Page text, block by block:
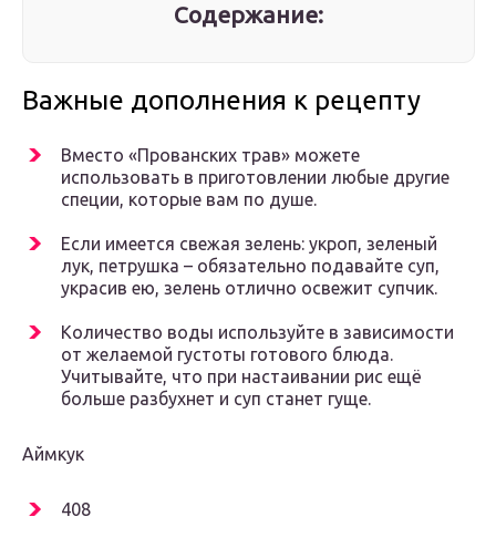
Содержание:
Важные дополнения к рецепту
Вместо «Прованских трав» можете
использовать в приготовлении любые другие
специи, которые вам по душе.
Если имеется свежая зелень: укроп, зеленый
лук, петрушка – обязательно подавайте суп,
украсив ею, зелень отлично освежит супчик.
Количество воды используйте в зависимости
от желаемой густоты готового блюда.
Учитывайте, что при настаивании рис ещё
больше разбухнет и суп станет гуще.
Аймкук
408